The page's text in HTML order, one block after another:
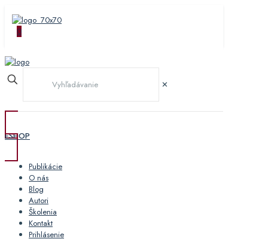
0
✕
ESHOP
Publikácie
O nás
Blog
Autori
Školenia
Kontakt
Prihlásenie